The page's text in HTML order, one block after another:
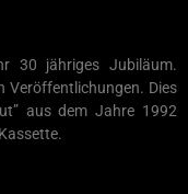
30 jähriges Jubiläum.
Veröffentlichungen. Dies
aus dem Jahre 1992